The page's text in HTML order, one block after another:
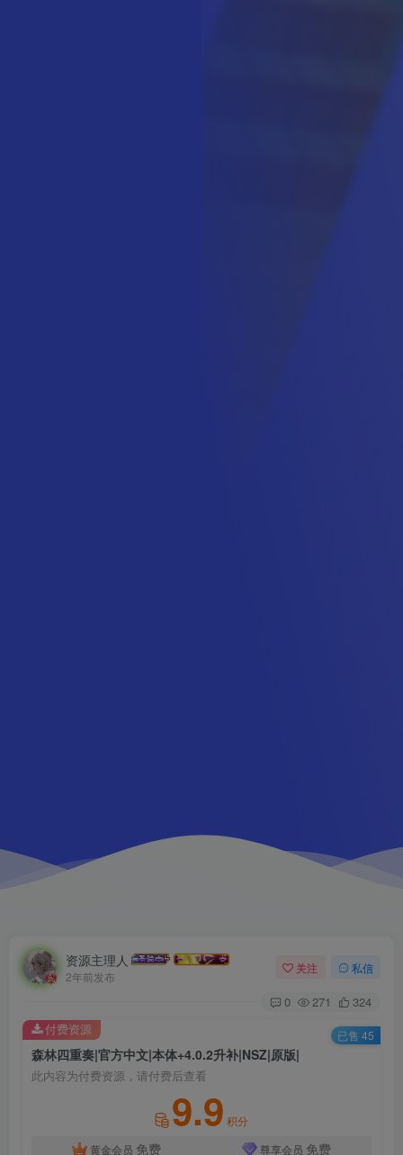
资源主理人
2年前发布
关注 私信
0 271 324
森林四重奏|官方中文|本体+4.0.2升补|NSZ|原版|
此内容为付费资源，请付费后查看
9.9 积分
黄金会员 免费 尊享会员 免费
付费资源 已售 45